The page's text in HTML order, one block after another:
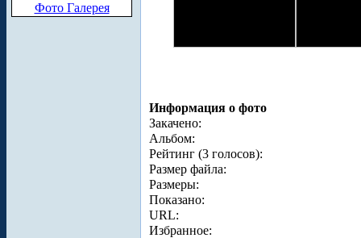
Фото Галерея
Информация о фото
Закачено:
Альбом:
Рейтинг (3 голосов):
Размер файла:
Размеры:
Показано:
URL:
Избранное: